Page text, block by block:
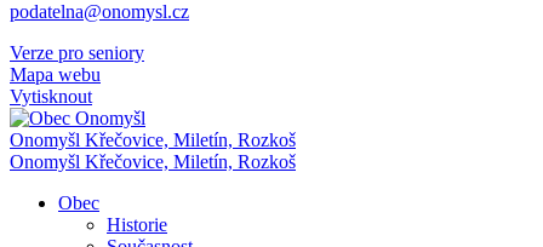
podatelna@onomysl.cz
Verze pro seniory
Mapa webu
Vytisknout
Onomyšl Křečovice, Miletín, Rozkoš
Onomyšl Křečovice, Miletín, Rozkoš
Obec
Historie